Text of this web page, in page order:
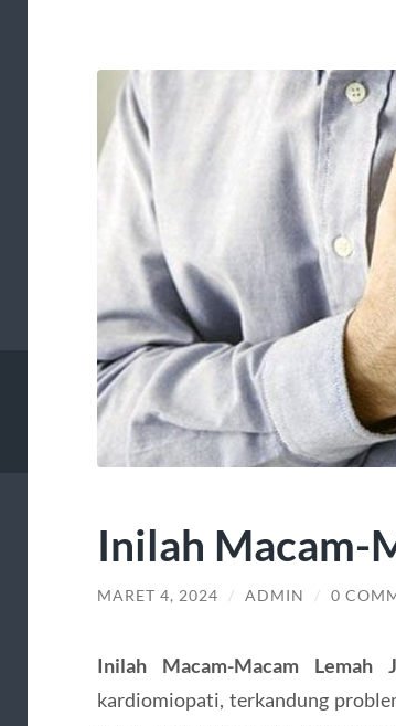
Inilah Macam-
MARET 4, 2024 / ADMIN / 0
Inilah Macam-Macam Lemah
kardiomiopati, terkandung